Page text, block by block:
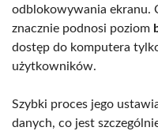
odblokowywania ekranu.
znacznie podnosi poziom
dostęp do komputera
użytkowników.
Szybki proces jego
danych, co jest